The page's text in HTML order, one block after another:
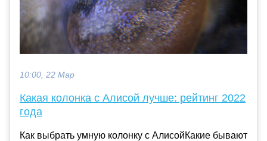
10:00, 22 Мар
Какая колонка с Алисой лучше: рейтинг 2022
года
Как выбрать умную колонку с АлисойКакие бывают